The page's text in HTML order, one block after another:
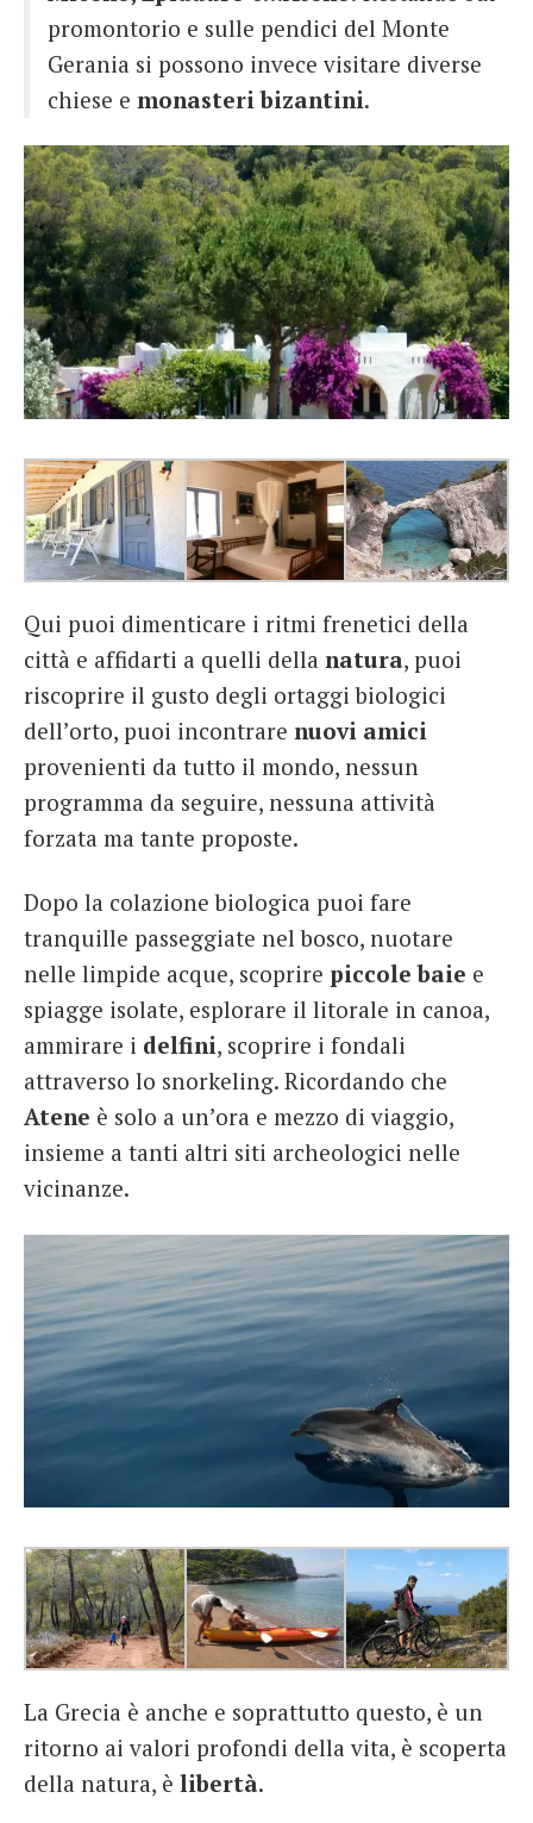
promontorio e sulle pendici del Monte
Gerania si possono invece visitare diverse
chiese e monasteri bizantini.
Qui puoi dimenticare i ritmi frenetici della
città e affidarti a quelli della natura, puoi
riscoprire il gusto degli ortaggi biologici
dell’orto, puoi incontrare nuovi amici
provenienti da tutto il mondo, nessun
programma da seguire, nessuna attività
forzata ma tante proposte.
Dopo la colazione biologica puoi fare
tranquille passeggiate nel bosco, nuotare
nelle limpide acque, scoprire piccole baie e
spiagge isolate, esplorare il litorale in canoa,
ammirare i delfini, scoprire i fondali
attraverso lo snorkeling. Ricordando che
Atene è solo a un’ora e mezzo di viaggio,
insieme a tanti altri siti archeologici nelle
vicinanze.
La Grecia è anche e soprattutto questo, è un
ritorno ai valori profondi della vita, è scoperta
della natura, è libertà.